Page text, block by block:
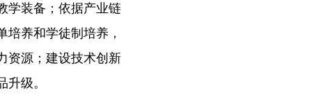
学装备；依据产业链
养和学徒制培养，
资源；建设技术创新
级。